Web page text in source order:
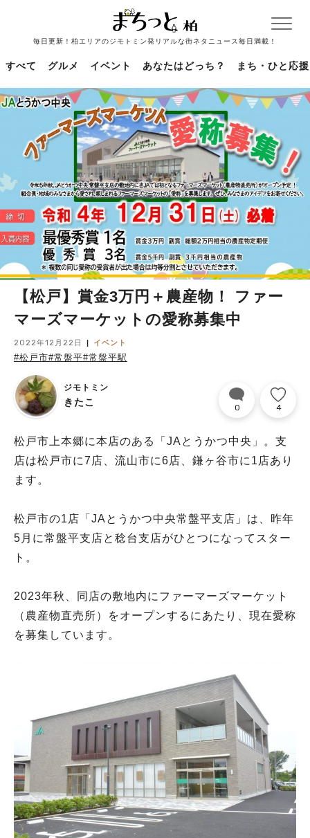
毎日更新！柏エリアのジモトミン発リアルな街ネタニュース毎日満載！
すべて グルメ イベント あなたはどっち？ まち・ひと応援
【松戸】賞金3万円＋農産物！ ファー
マーズマーケットの愛称募集中
2022年12月22日 イベント
#松戸市#常盤平#常盤平駅
ジモトミン
きたこ 0 4
松戸市上本郷に本店のある「JAとうかつ中央」。支
店は松戸市に7店、流山市に6店、鎌ヶ谷市に1店あり
ます。
松戸市の1店「JAとうかつ中央常盤平支店」は、昨年
5月に常盤平支店と稔台支店がひとつになってスター
ト。
2023年秋、同店の敷地内にファーマーズマーケット
（農産物直売所）をオープンするにあたり、現在愛称
を募集しています。